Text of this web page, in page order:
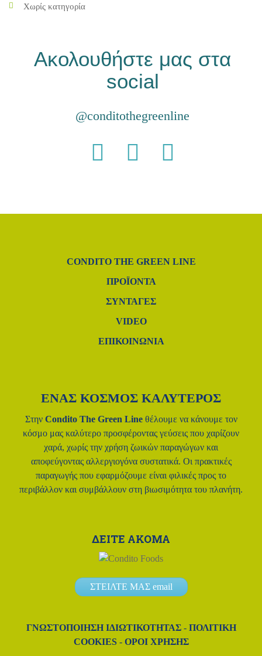
Χωρίς κατηγορία
Ακολουθήστε μας στα
social
@conditothegreenline
CONDITO THE GREEN LINE
ΠΡΟΪΌΝΤΑ
ΣΥΝΤΑΓΈΣ
VIDEO
ΕΠΙΚΟΙΝΩΝΙΑ
ΕΝΑΣ ΚΟΣΜΟΣ ΚΑΛΥΤΕΡΟΣ
Στην Condito The Green Lineθέλουμε να κάνουμε τον
κόσμο μας καλύτερο προσφέροντας γεύσεις που χαρίζουν
χαρά, χωρίς την χρήση ζωικών παραγώγων και
αποφεύγοντας αλλεργιογόνα συστατικά. Οι πρακτικές
παραγωγής που εφαρμόζουμε είναι φιλικές προς το
περιβάλλον και συμβάλλουν στη βιωσιμότητα του πλανήτη.
ΔΕΙΤΕ ΑΚΟΜΑ
ΣΤΕΙΛΤΕ ΜΑΣ email
ΓΝΩΣΤΟΠΟΊΗΣΗ ΙΔΙΩΤΙΚΌΤΗΤΑΣ- ΠΟΛΙΤΙΚΉ
COOKIES- ΌΡΟΙ ΧΡΉΣΗΣ